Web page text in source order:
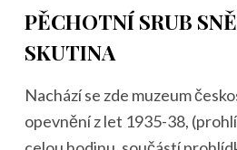
PĚCHOTNÍ SRUB
SKUTINA
Nachází se zde muzeum
opevnění z let 1935-38,